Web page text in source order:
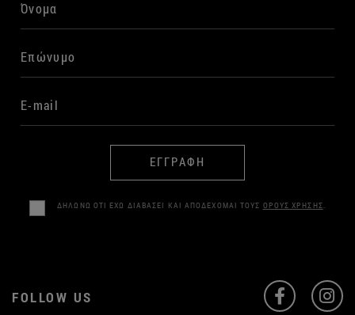
ΕΓΓΡΑΦΗ
ΔΗΛΩΝΩ ΟΤΙ ΕΧΩ ΔΙΑΒΑΣΕΙ ΚΑΙ ΑΠΟΔΕΧΟΜΑΙ ΤΟΥΣ ΟΡΟΥΣ ΧΡΗΣΗΣ.
FOLLOW US